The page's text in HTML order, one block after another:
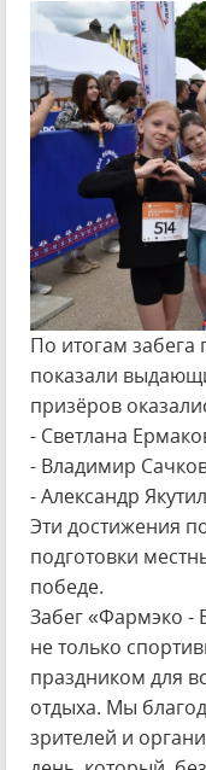
По итогам забега
показали
призёров
- Светлана
- Владимир
- Александр
Эти достижения
подготовки
победе.
Забег «Фармэко -
не только
праздником для
отдыха. Мы
зрителей и